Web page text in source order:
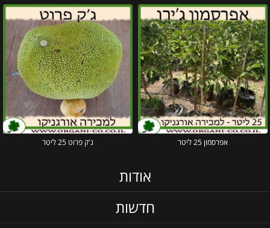
אפרסמון 25 ליטר ג'ק פרוט 25 ליטר
אודות
חדשות